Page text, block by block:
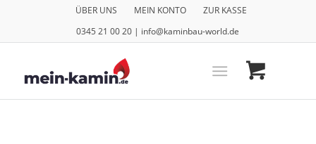
ÜBER UNS MEIN KONTO
ZUR KASSE
0345 21 00 20 | info@kaminbau-world.de